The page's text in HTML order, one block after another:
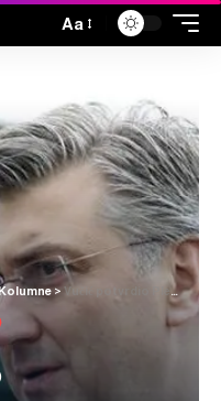
Aa
> Vučić potvrdio Plenkoviću da postoji optužnica protiv hrvatskih pilota. Premijer na to – iskazao nezadovoljstvo